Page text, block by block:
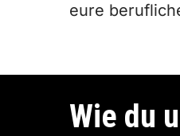
eure
Wie du